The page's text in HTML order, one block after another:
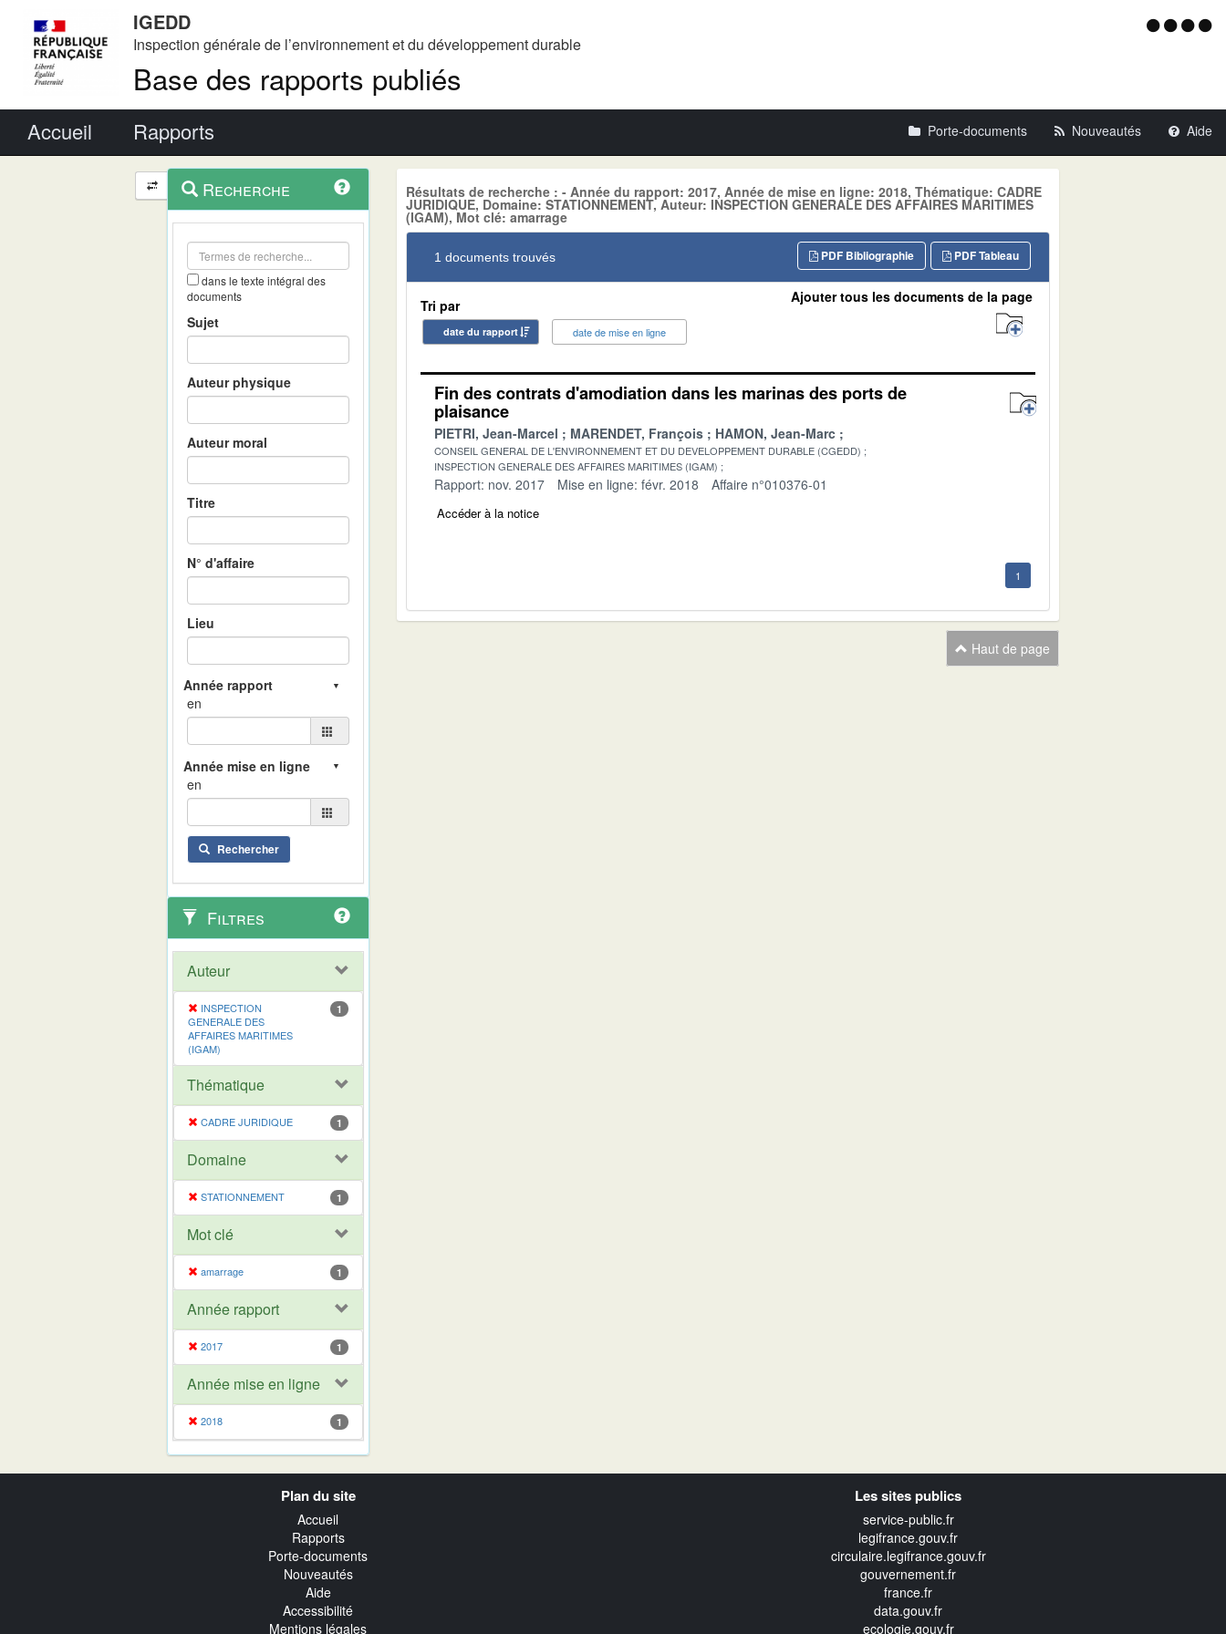
IGEDD
Inspection générale de l’environnement et du développement durable
Base des rapports publiés
Menu
Accueil Rapports Porte-documents Nouveautés Aide
Navigation
et
outils
contextuel
Recherche
dans le texte intégral des
documents
Sujet
Auteur physique
Auteur moral
Titre
N° d'affaire
Lieu
en
en
Rechercher
Filtres
Auteur
INSPECTION
GENERALE DES
AFFAIRES MARITIMES
(IGAM)
1
Thématique
CADRE JURIDIQUE 1
Domaine
STATIONNEMENT 1
Mot clé
amarrage 1
Année rapport
2017 1
Année mise en ligne
2018 1
Résultats de recherche : - Année du rapport: 2017, Année de mise en ligne: 2018, Thématique: CADRE
JURIDIQUE, Domaine: STATIONNEMENT, Auteur: INSPECTION GENERALE DES AFFAIRES MARITIMES
(IGAM), Mot clé: amarrage
1 documents trouvés PDF Tableau
PDF Bibliographie
Tri par
date du rapport date de mise en ligne
Ajouter tous les documents de la page
Fin des contrats d'amodiation dans les marinas des ports de
plaisance
PIETRI, Jean-Marcel MARENDET, François HAMON, Jean-Marc
CONSEIL GENERAL DE L'ENVIRONNEMENT ET DU DEVELOPPEMENT DURABLE (CGEDD)
INSPECTION GENERALE DES AFFAIRES MARITIMES (IGAM)
Rapport: nov. 2017 Mise en ligne: févr. 2018 Affaire n°010376-01
Accéder à la notice
1
Haut de page
Plan du site
Accueil
Rapports
Porte-documents
Nouveautés
Aide
Accessibilité
Mentions légales
Les sites publics
service-public.fr
legifrance.gouv.fr
circulaire.legifrance.gouv.fr
gouvernement.fr
france.fr
data.gouv.fr
ecologie.gouv.fr